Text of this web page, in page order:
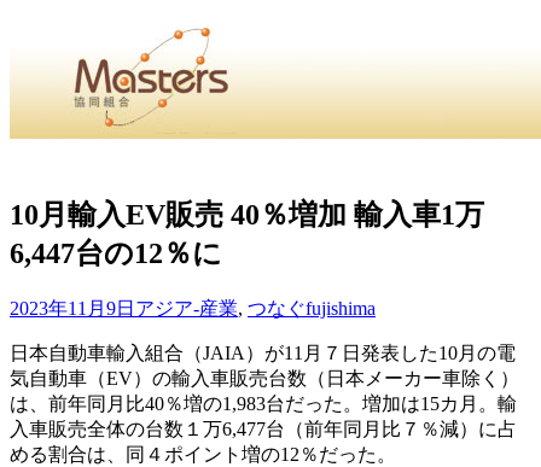
せ・
・Home・ ・理 念・ ・沿 革・ ・組織図・ ・会
協同組合Masters／
国土交通省・経済産業省・農林水産省・厚生労働省 認可
Masters組合員ログイン
10月輸入EV販売 40％増加 輸入車1万
6,447台の12％に
2023年11月9日 アジア-産業, つなぐfujishima
日本自動車輸入組合（JAIA）が11月７日発表した10月の電
気自動車（EV）の輸入車販売台数（日本メーカー車除く）
は、前年同月比40％増の1,983台だった。増加は15カ月。輸
入車販売全体の台数１万6,477台（前年同月比７％減）に占
める割合は、同４ポイント増の12％だった。